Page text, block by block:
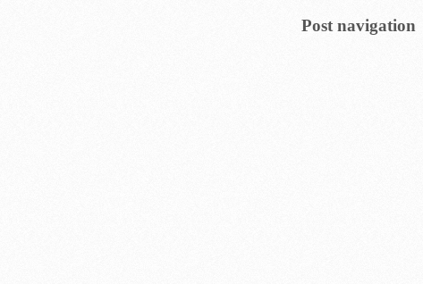
Post navigation